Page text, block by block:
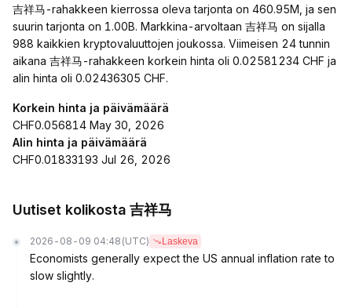
吉祥马-rahakkeen kierrossa oleva tarjonta on 460.95M, ja sen
suurin tarjonta on 1.00B. Markkina-arvoltaan 吉祥马 on sijalla
988 kaikkien kryptovaluuttojen joukossa. Viimeisen 24 tunnin
aikana 吉祥马-rahakkeen korkein hinta oli 0.02581234 CHF ja
alin hinta oli 0.02436305 CHF.
Korkein hinta ja päivämäärä
CHF0.056814 May 30, 2026
Alin hinta ja päivämäärä
CHF0.01833193 Jul 26, 2026
Uutiset kolikosta 吉祥马
2026-08-09 04:48 (UTC) Laskeva
Economists generally expect the US annual inflation rate to
slow slightly.